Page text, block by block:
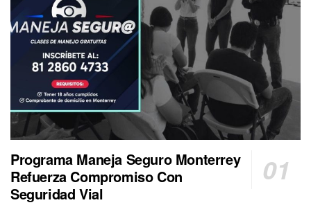
Programa Maneja Seguro Monterrey
Refuerza Compromiso Con
Seguridad Vial